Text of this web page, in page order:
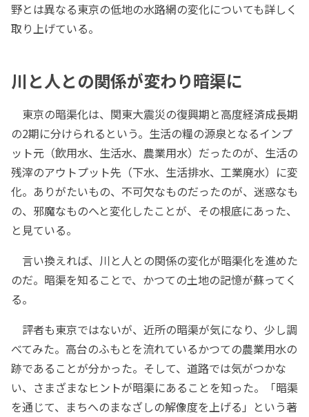
野とは異なる東京の低地の水路網の変化についても詳しく
取り上げている。
川と人との関係が変わり暗渠に
東京の暗渠化は、関東大震災の復興期と高度経済成長期
の2期に分けられるという。生活の糧の源泉となるインプ
ット元（飲用水、生活水、農業用水）だったのが、生活の
残滓のアウトプット先（下水、生活排水、工業廃水）に変
化。ありがたいもの、不可欠なものだったのが、迷惑なも
の、邪魔なものへと変化したことが、その根底にあった、
と見ている。
言い換えれば、川と人との関係の変化が暗渠化を進めた
のだ。暗渠を知ることで、かつての土地の記憶が蘇ってく
る。
評者も東京ではないが、近所の暗渠が気になり、少し調
べてみた。高台のふもとを流れているかつての農業用水の
跡であることが分かった。そして、道路では気がつかな
い、さまざまなヒントが暗渠にあることを知った。「暗渠
を通じて、まちへのまなざしの解像度を上げる」という著